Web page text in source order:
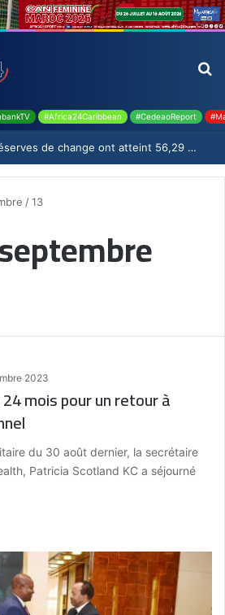
#Africa24Caribbean #CedeaoReport
Côte d’Ivoire : les réserves de change ont atteint 56,29 milliards USD en juillet
/13
2023
mois pour un retour à
du 30 août dernier, la secrétaire
Patricia Scotland KC a séjourné